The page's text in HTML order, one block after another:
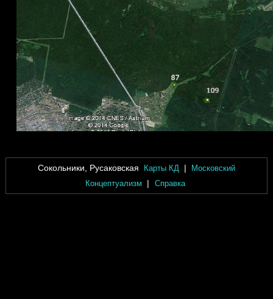
Сокольники, Русаковская Карты КД |
Московский
Концептуализм
| Справка